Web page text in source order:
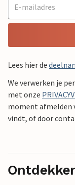
Lees hier de
We verwerken je
met onze
moment afmelden
vindt, of door